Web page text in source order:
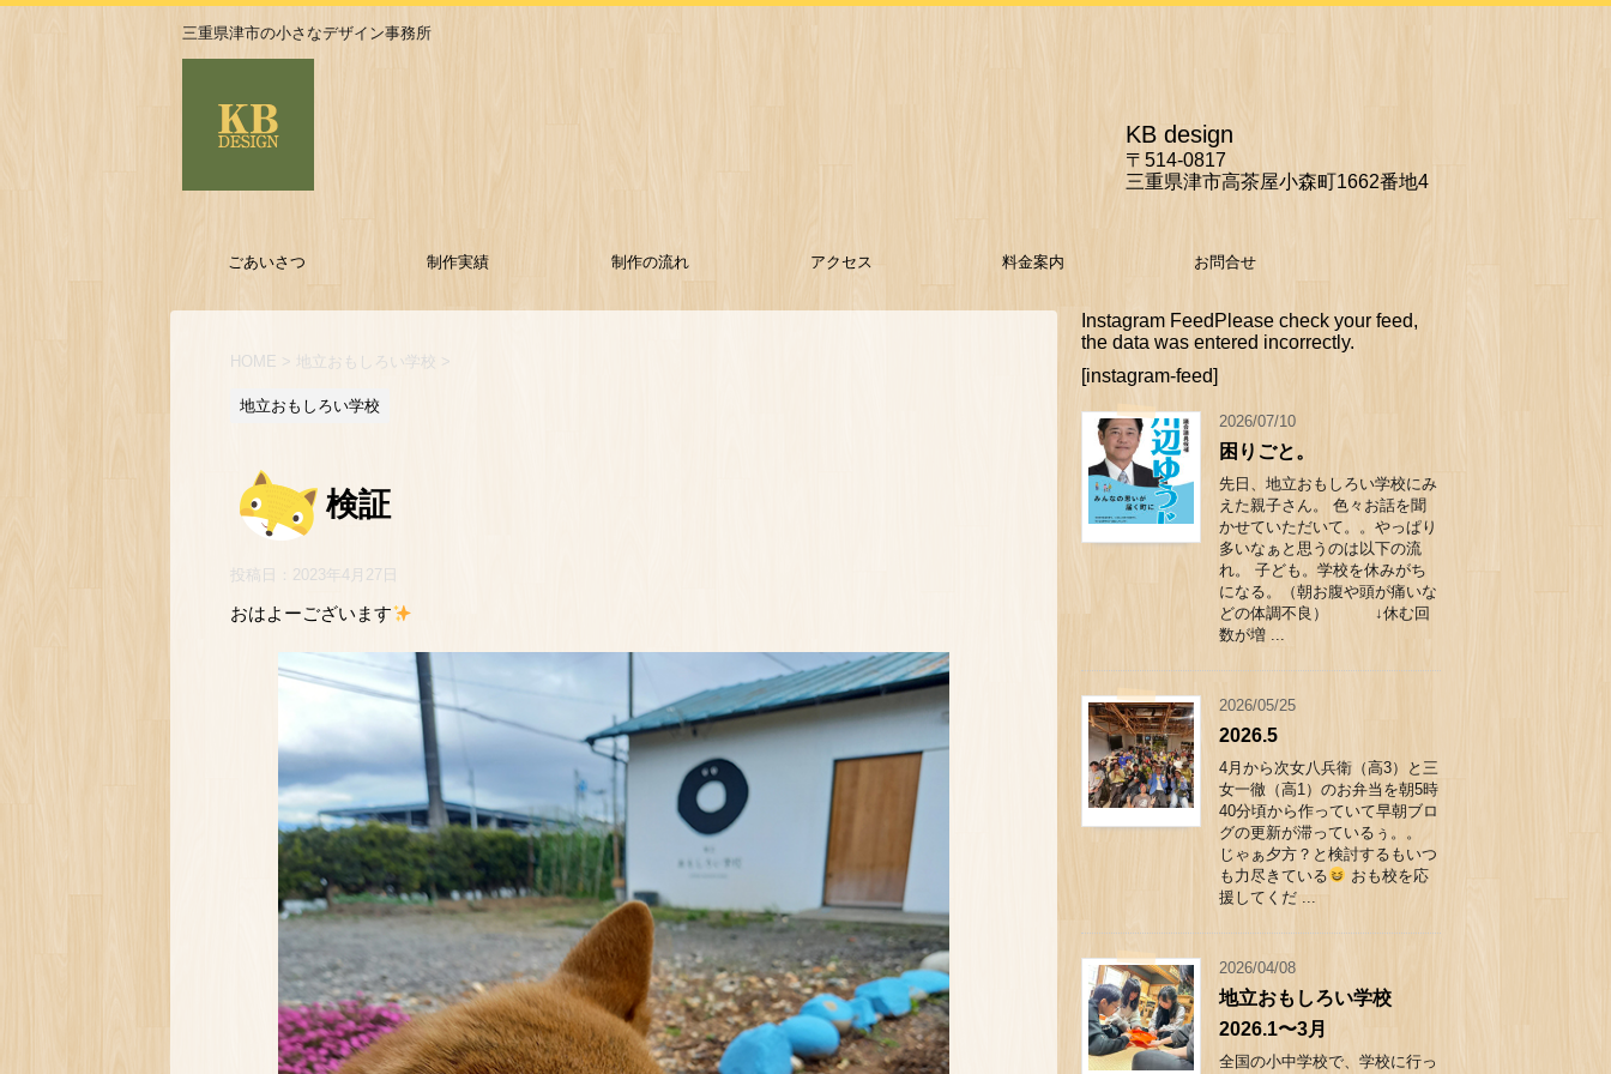
三重県津市の小さなデザイン事務所
KB design
〒514-0817
三重県津市高茶屋小森町1662番地4
ごあいさつ 制作実績 制作の流れ アクセス 料金案内 お問合せ
HOME > 地立おもしろい学校 >
地立おもしろい学校
検証
投稿日： 2023年4月27日
おはよーございます
Instagram FeedPlease check your feed,
the data was entered incorrectly.
[instagram-feed]
2026/07/10
困りごと。
先日、地立おもしろい学校にみ
えた親子さん。 色々お話を聞
かせていただいて。。やっぱり
多いなぁと思うのは以下の流
れ。 子ども。学校を休みがち
になる。（朝お腹や頭が痛いな
どの体調不良） ↓休む回
数が増 ...
2026/05/25
2026.5
4月から次女八兵衛（高3）と三
女一徹（高1）のお弁当を朝5時
40分頃から作っていて早朝ブロ
グの更新が滞っているぅ。。
じゃぁ夕方？と検討するもいつ
も力尽きている
おも校を応
援してくだ ...
2026/04/08
地立おもしろい学校
2026.1〜3月
全国の小中学校で、学校に行っ